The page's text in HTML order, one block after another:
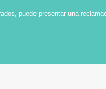
puede presentar una